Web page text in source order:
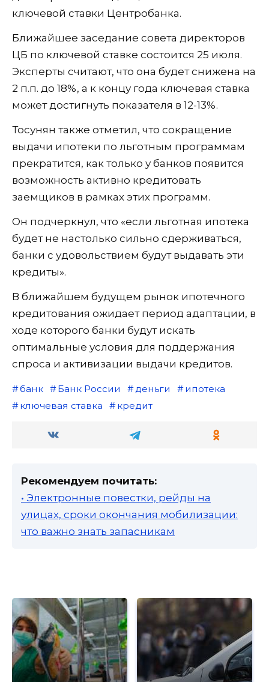
ключевой ставки Центробанка.
Ближайшее заседание совета директоров
ЦБ по ключевой ставке состоится 25 июля.
Эксперты считают, что она будет снижена на
2 п.п. до 18%, а к концу года ключевая ставка
может достигнуть показателя в 12-13%.
Тосунян также отметил, что сокращение
выдачи ипотеки по льготным программам
прекратится, как только у банков появится
возможность активно кредитовать
заемщиков в рамках этих программ.
Он подчеркнул, что «если льготная ипотека
будет не настолько сильно сдерживаться,
банки с удовольствием будут выдавать эти
кредиты».
В ближайшем будущем рынок ипотечного
кредитования ожидает период адаптации, в
ходе которого банки будут искать
оптимальные условия для поддержания
спроса и активизации выдачи кредитов.
банк Банк России деньги
ипотека
ключевая ставка
кредит
Рекомендуем почитать:
• Электронные повестки, рейды на
улицах, сроки окончания мобилизации:
что важно знать запасникам